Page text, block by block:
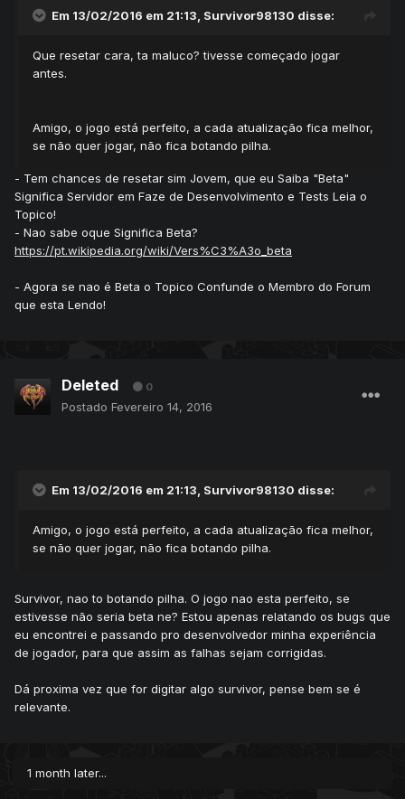
Em 13/02/2016 em 21:13, Survivor98130 disse:
Que resetar cara, ta maluco? tivesse começado jogar
antes.
Amigo, o jogo está perfeito, a cada atualização fica melhor,
se não quer jogar, não fica botando pilha.
- Tem chances de resetar sim Jovem, que eu Saiba "Beta"
Significa Servidor em Faze de Desenvolvimento e Tests Leia o
Topico!
- Nao sabe oque Significa Beta?
https://pt.wikipedia.org/wiki/Vers%C3%A3o_beta
- Agora se nao é Beta o Topico Confunde o Membro do Forum
que esta Lendo!
Deleted 0
Postado Fevereiro 14, 2016
Em 13/02/2016 em 21:13, Survivor98130 disse:
Amigo, o jogo está perfeito, a cada atualização fica melhor,
se não quer jogar, não fica botando pilha.
Survivor, nao to botando pilha. O jogo nao esta perfeito, se
estivesse não seria beta ne? Estou apenas relatando os bugs que
eu encontrei e passando pro desenvolvedor minha experiência
de jogador, para que assim as falhas sejam corrigidas.
Dá proxima vez que for digitar algo survivor, pense bem se é
relevante.
1 month later...